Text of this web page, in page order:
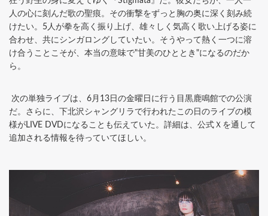
人の心に刻んだ歌の聖痕。その衝撃をずっと胸の奥に深く刻み続
けたい。5人が拳を高く振り上げ、雄々しく気高く歌い上げる姿に
合わせ、共にシンガロングしていたい。そうやって熱く一つに溶
け合うことこそが、本当の意味で"甘美のひととき"になるのだか
ら。
次の単独ライブは、6月13日の金曜日に行う目黒鹿鳴館での公演
だ。さらに、下北沢シャングリラで行われたこの日のライブの模
様がLIVE DVDになることも伝えていた。詳細は、公式Ｘを通して
追加される情報を待っていてほしい。